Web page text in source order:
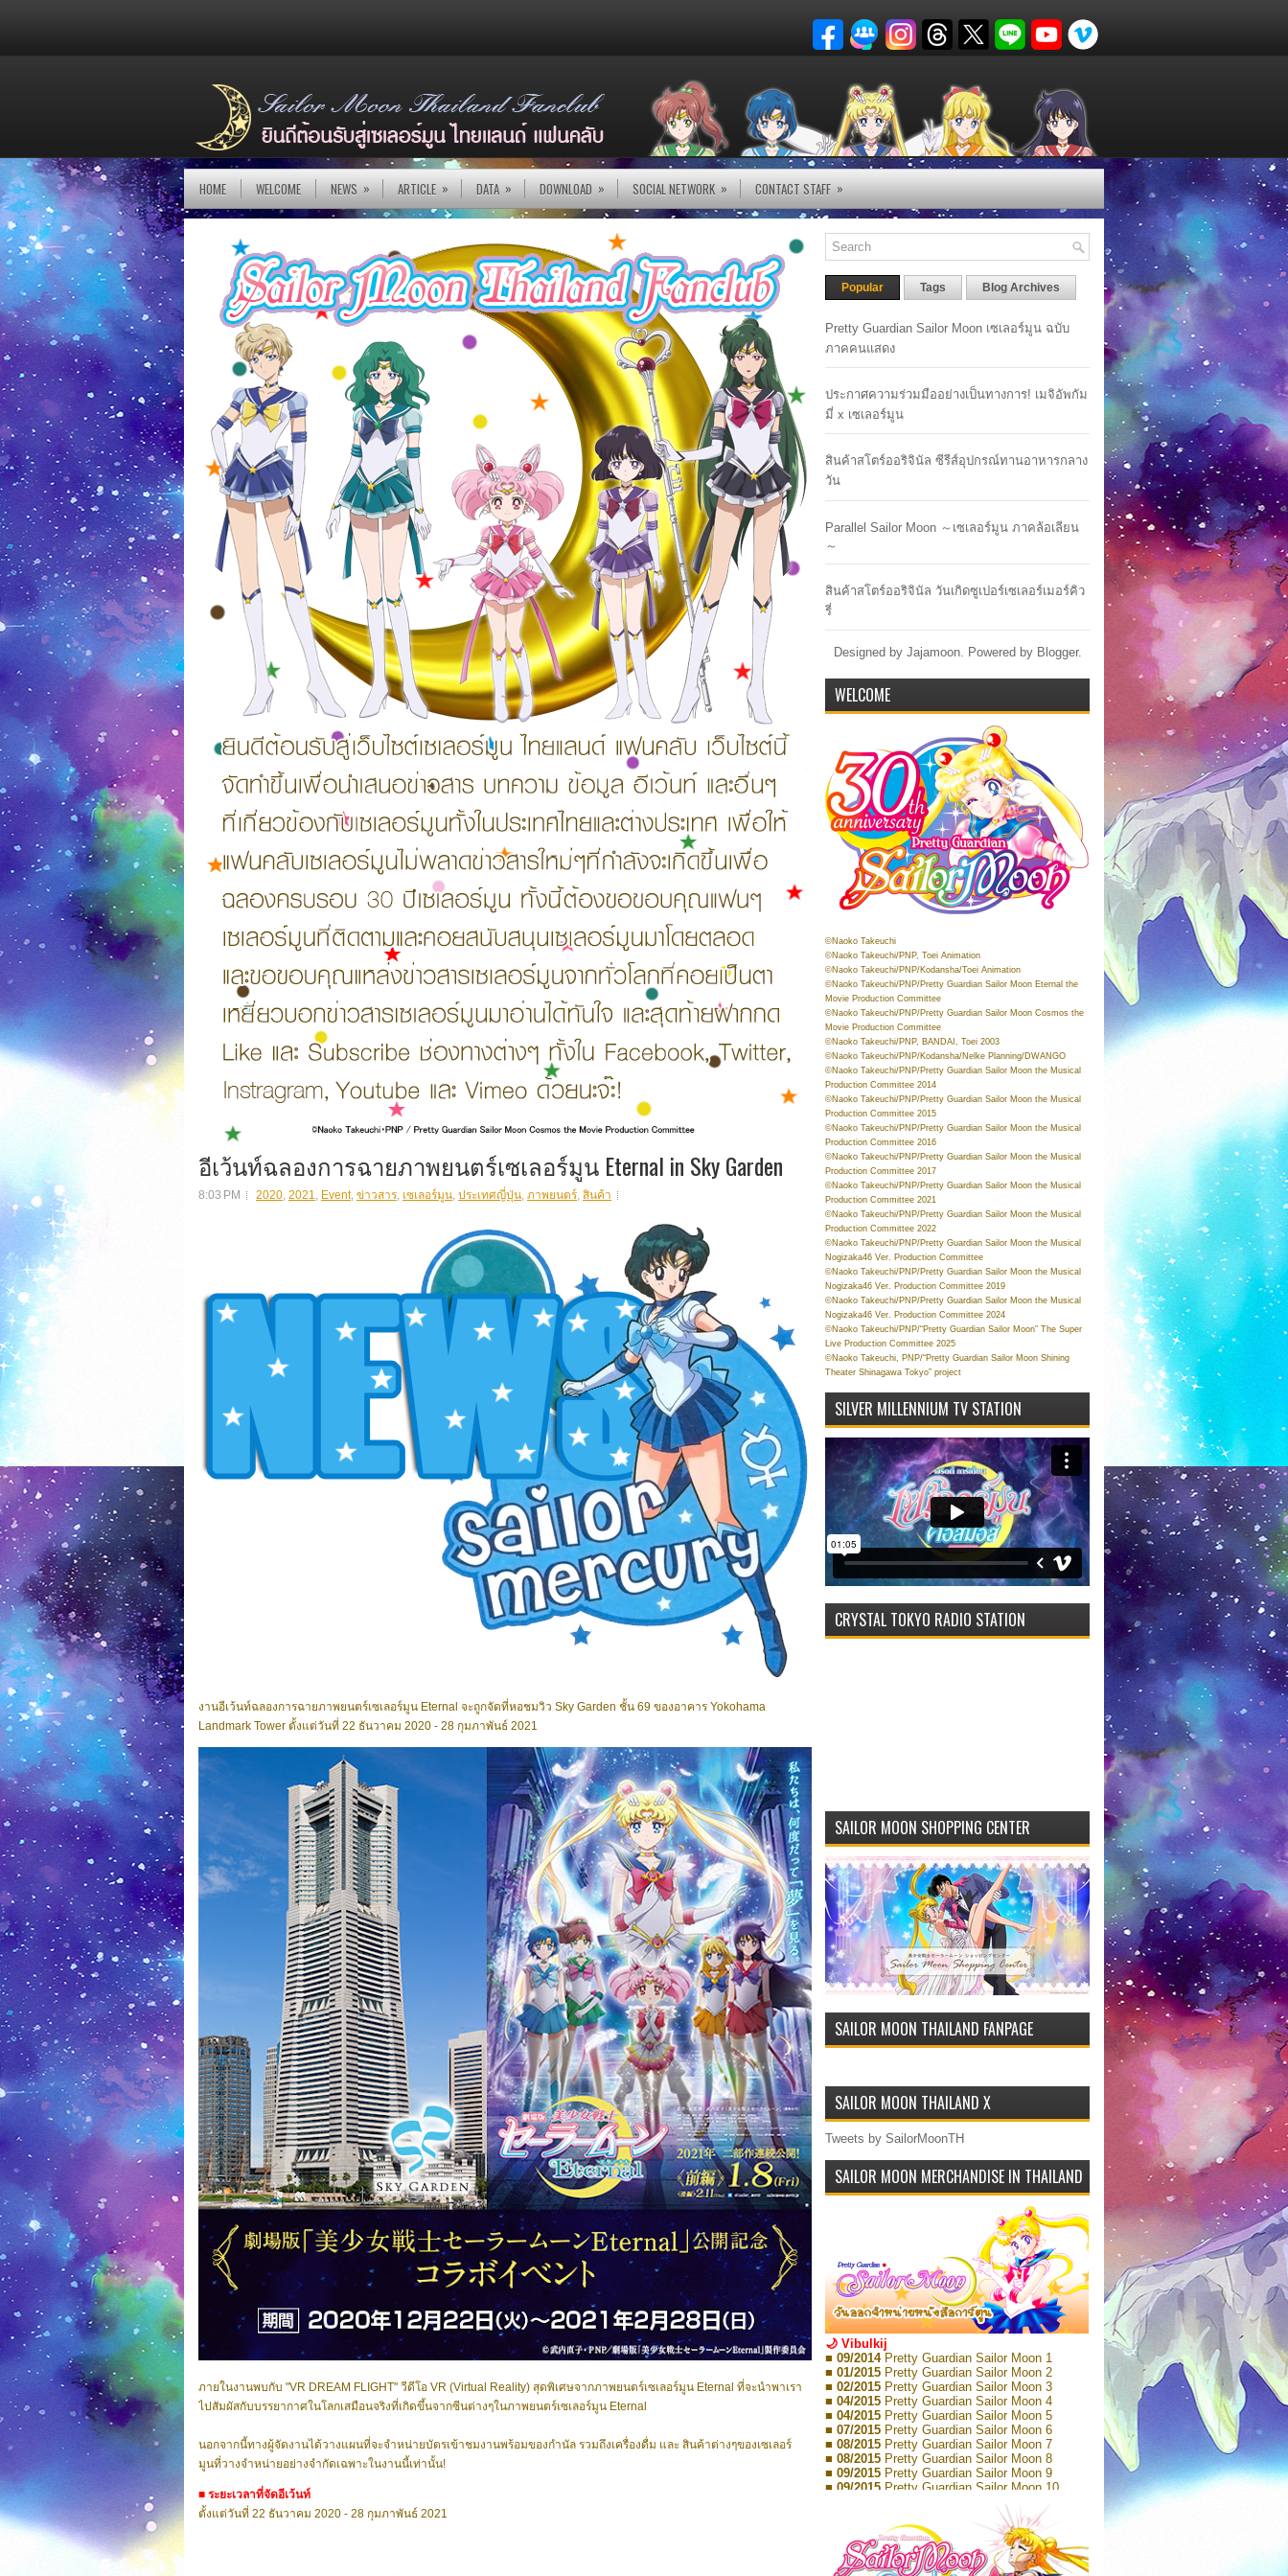
HOME WELCOME NEWS » ARTICLE » DATA » DOWNLOAD » SOCIAL NETWORK » CONTACT STAFF »
อีเว้นท์ฉลองการฉายภาพยนตร์เซเลอร์มูน Eternal in Sky Garden
8:03 PM 2020, 2021, Event, ข่าวสาร, เซเลอร์มูน, ประเทศญี่ปุ่น, ภาพยนตร์, สินค้า
งานอีเว้นท์ฉลองการฉายภาพยนตร์เซเลอร์มูน Eternal จะถูกจัดที่หอชมวิว Sky Garden ชั้น 69 ของอาคาร Yokohama
Landmark Tower ตั้งแต่วันที่ 22 ธันวาคม 2020 - 28 กุมภาพันธ์ 2021
ภายในงานพบกับ "VR DREAM FLIGHT" วีดีโอ VR (Virtual Reality) สุดพิเศษจากภาพยนตร์เซเลอร์มูน Eternal ที่จะนำพาเรา
ไปสัมผัสกับบรรยากาศในโลกเสมือนจริงที่เกิดขึ้นจากซีนต่างๆในภาพยนตร์เซเลอร์มูน Eternal
นอกจากนี้ทางผู้จัดงานได้วางแผนที่จะจำหน่ายบัตรเข้าชมงานพร้อมของกำนัล รวมถึงเครื่องดื่ม และ สินค้าต่างๆของเซเลอร์
มูนที่วางจำหน่ายอย่างจำกัดเฉพาะในงานนี้เท่านั้น!
■ ระยะเวลาที่จัดอีเว้นท์
ตั้งแต่วันที่ 22 ธันวาคม 2020 - 28 กุมภาพันธ์ 2021
Popular Tags Blog Archives
Pretty Guardian Sailor Moon เซเลอร์มูน ฉบับ
ภาคคนแสดง
ประกาศความร่วมมืออย่างเป็นทางการ! เมจิอัพกัม
มี่ x เซเลอร์มูน
สินค้าสโตร์ออริจินัล ซีรีส์อุปกรณ์ทานอาหารกลาง
วัน
Parallel Sailor Moon ～เซเลอร์มูน ภาคล้อเลียน
～
สินค้าสโตร์ออริจินัล วันเกิดซูเปอร์เซเลอร์เมอร์คิว
รี่
Designed by Jajamoon. Powered by Blogger.
WELCOME
©Naoko Takeuchi
©Naoko Takeuchi/PNP, Toei Animation
©Naoko Takeuchi/PNP/Kodansha/Toei Animation
©Naoko Takeuchi/PNP/Pretty Guardian Sailor Moon Eternal the
Movie Production Committee
©Naoko Takeuchi/PNP/Pretty Guardian Sailor Moon Cosmos the
Movie Production Committee
©Naoko Takeuchi/PNP, BANDAI, Toei 2003
©Naoko Takeuchi/PNP/Kodansha/Nelke Planning/DWANGO
©Naoko Takeuchi/PNP/Pretty Guardian Sailor Moon the Musical
Production Committee 2014
©Naoko Takeuchi/PNP/Pretty Guardian Sailor Moon the Musical
Production Committee 2015
©Naoko Takeuchi/PNP/Pretty Guardian Sailor Moon the Musical
Production Committee 2016
©Naoko Takeuchi/PNP/Pretty Guardian Sailor Moon the Musical
Production Committee 2017
©Naoko Takeuchi/PNP/Pretty Guardian Sailor Moon the Musical
Production Committee 2021
©Naoko Takeuchi/PNP/Pretty Guardian Sailor Moon the Musical
Production Committee 2022
©Naoko Takeuchi/PNP/Pretty Guardian Sailor Moon the Musical
Nogizaka46 Ver. Production Committee
©Naoko Takeuchi/PNP/Pretty Guardian Sailor Moon the Musical
Nogizaka46 Ver. Production Committee 2019
©Naoko Takeuchi/PNP/Pretty Guardian Sailor Moon the Musical
Nogizaka46 Ver. Production Committee 2024
©Naoko Takeuchi/PNP/“Pretty Guardian Sailor Moon” The Super
Live Production Committee 2025
©Naoko Takeuchi, PNP/“Pretty Guardian Sailor Moon Shining
Theater Shinagawa Tokyo” project
SILVER MILLENNIUM TV STATION
CRYSTAL TOKYO RADIO STATION
SAILOR MOON SHOPPING CENTER
SAILOR MOON THAILAND FANPAGE
SAILOR MOON THAILAND X
Tweets by SailorMoonTH
SAILOR MOON MERCHANDISE IN THAILAND
🌙 Vibulkij
■ 09/2014 Pretty Guardian Sailor Moon 1
■ 01/2015 Pretty Guardian Sailor Moon 2
■ 02/2015 Pretty Guardian Sailor Moon 3
■ 04/2015 Pretty Guardian Sailor Moon 4
■ 04/2015 Pretty Guardian Sailor Moon 5
■ 07/2015 Pretty Guardian Sailor Moon 6
■ 08/2015 Pretty Guardian Sailor Moon 7
■ 08/2015 Pretty Guardian Sailor Moon 8
■ 09/2015 Pretty Guardian Sailor Moon 9
■ 09/2015 Pretty Guardian Sailor Moon 10
Pretty Guardian Sailor Moon 11
Pretty Guardian Sailor Moon 12
Pretty Guardian Sailor Moon Short
Stories 1
■ 09/2018Pretty Guardian Sailor Moon Short